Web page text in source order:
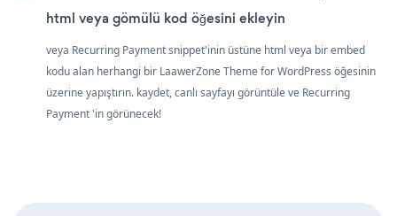
html veya gömülü kod öğesini ekleyin
veya Recurring Payment snippet'inin üstüne html veya bir embed
kodu alan herhangi bir LaawerZone Theme for WordPress öğesinin
üzerine yapıştırın. kaydet, canlı sayfayı görüntüle ve Recurring
Payment 'in görünecek!